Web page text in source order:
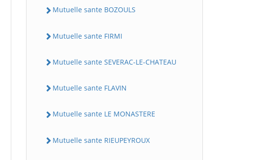
Mutuelle sante BOZOULS
Mutuelle sante FIRMI
Mutuelle sante SEVERAC-LE-CHATEAU
Mutuelle sante FLAVIN
Mutuelle sante LE MONASTERE
Mutuelle sante RIEUPEYROUX